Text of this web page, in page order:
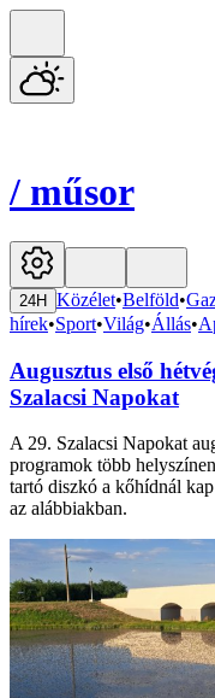
/ műsor
24H Közélet•Belföld•
hírek•Sport•Világ•Állás•
Augusztus első
Szalacsi Napokat
A 29. Szalacsi Napokat
programok több
tartó diszkó a kőhídnál
az alábbiakban.